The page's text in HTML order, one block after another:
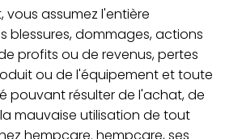
vous assumez l'entière
blessures, dommages, actions
profits ou de revenus, pertes
ou de l'équipement et toute
pouvant résulter de l'achat, de
mauvaise utilisation de tout